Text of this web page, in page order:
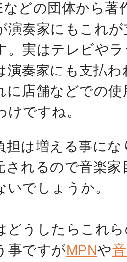
などの団体から著
演奏家にもこれ
。実はテレビや
演奏家にも支払
に店舗などでの
けですね。
担は増える事に
されるので音楽
いでしょうか。
どうしたらこれ
事ですがMPNや